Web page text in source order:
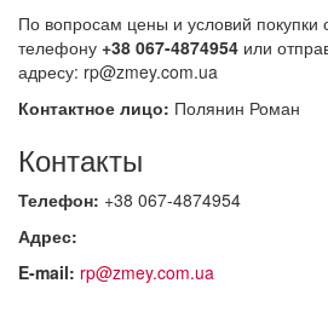
По вопросам цены и условий покупки
телефону +38 067-4874954 или
адресу: rp@zmey.com.ua
Контактное лицо: Полянин Роман
Контакты
Телефон: +38 067-4874954
Адрес:
E-mail: rp@zmey.com.ua